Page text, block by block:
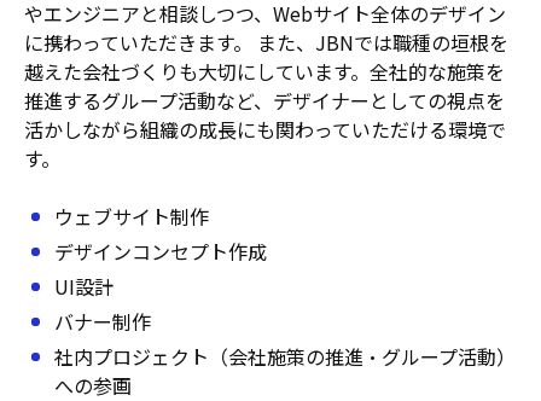
やエンジニアと相談しつつ、Webサイト全体のデザイン
に携わっていただきます。
また、JBNでは職種の垣根を
越えた会社づくりも大切にしています。全社的な施策を
推進するグループ活動など、デザイナーとしての視点を
活かしながら組織の成長にも関わっていただける環境で
す。
ウェブサイト制作
デザインコンセプト作成
UI設計
バナー制作
社内プロジェクト（会社施策の推進・グループ活動）
への参画